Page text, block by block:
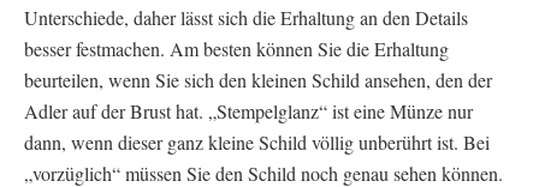
Unterschiede, daher lässt sich die Erhaltung an den Details
besser festmachen. Am besten können Sie die Erhaltung
beurteilen, wenn Sie sich den kleinen Schild ansehen, den der
Adler auf der Brust hat. „Stempelglanz“ ist eine Münze nur
dann, wenn dieser ganz kleine Schild völlig unberührt ist. Bei
„vorzüglich“ müssen Sie den Schild noch genau sehen können.